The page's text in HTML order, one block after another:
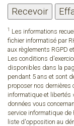
1 Les informations
fichier informatisé par
aux règlements RGPD
Les conditions
disponibles dans la
pendant 5 ans et sont
proposer nos dernières
informatique et libertés
données vous
service informatique de
liste d'opposition au